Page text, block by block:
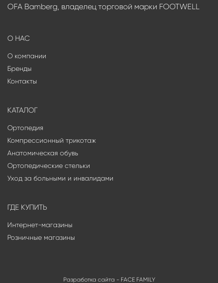
OFA Bamberg, владелец торговой марки FOOTWELL
О НАС
О компании
Бренды
Контакты
КАТАЛОГ
Ортопедия
Компрессионный трикотаж
Анатомическая обувь
Ортопедические стельки
Уход за больными и инвалидами
ГДЕ КУПИТЬ
Интернет-магазины
Розничные магазины
Разработка сайта - FACE FAMILY